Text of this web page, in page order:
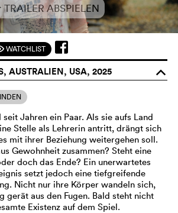
TRAILER ABSPIELEN
WATCHLIST
AUSTRALIEN, USA, 2025 o
Jahren ein Paar. Als sie aufs Land
Stelle als Lehrerin antritt, drängt sich
mit ihrer Beziehung weitergehen soll.
Gewohnheit zusammen? Steht eine
doch das Ende? Ein unerwartetes
setzt jedoch eine tiefgreifende
Nicht nur ihre Körper wandeln sich,
gerät aus den Fugen. Bald steht nicht
Existenz auf dem Spiel.